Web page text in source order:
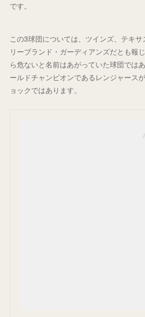
です。
この3球団については、ツインズ、テキ
リーブランド・ガーディアンズだとも報
ら危ないと名前はあがっていた球団では
ールドチャンピオンであるレンジャース
ョックではあります。